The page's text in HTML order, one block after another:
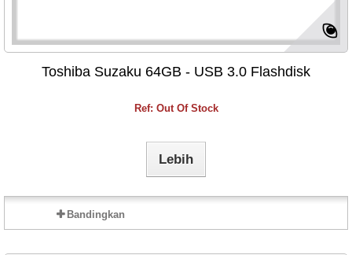
Toshiba Suzaku 64GB - USB 3.0 Flashdisk
Ref: Out Of Stock
Lebih
Bandingkan